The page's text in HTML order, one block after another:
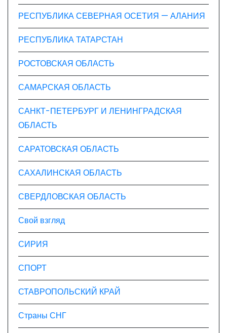
РЕСПУБЛИКА СЕВЕРНАЯ ОСЕТИЯ — АЛАНИЯ
РЕСПУБЛИКА ТАТАРСТАН
РОСТОВСКАЯ ОБЛАСТЬ
САМАРСКАЯ ОБЛАСТЬ
САНКТ-ПЕТЕРБУРГ И ЛЕНИНГРАДСКАЯ
ОБЛАСТЬ
САРАТОВСКАЯ ОБЛАСТЬ
САХАЛИНСКАЯ ОБЛАСТЬ
СВЕРДЛОВСКАЯ ОБЛАСТЬ
Свой взгляд
СИРИЯ
СПОРТ
СТАВРОПОЛЬСКИЙ КРАЙ
Страны СНГ